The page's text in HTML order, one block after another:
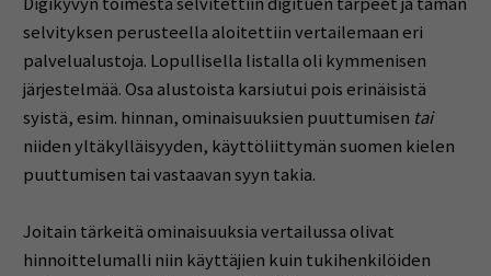
selvityksen perusteella aloitettiin vertailemaan eri
palvelualustoja. Lopullisella listalla oli kymmenisen
järjestelmää. Osa alustoista karsiutui pois erinäisistä
syistä, esim. hinnan, ominaisuuksien puuttumisen tai
niiden yltäkylläisyyden, käyttöliittymän suomen kielen
puuttumisen tai vastaavan syyn takia.
Joitain tärkeitä ominaisuuksia vertailussa olivat
hinnoittelumalli niin käyttäjien kuin tukihenkilöiden